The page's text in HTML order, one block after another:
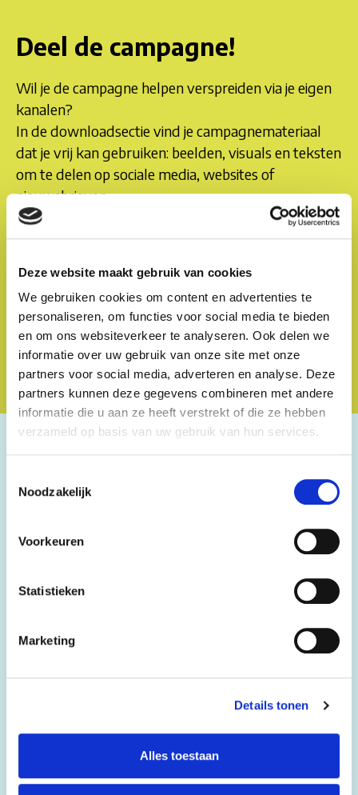
Deze website maakt gebruik van cookies
We gebruiken cookies om content en advertenties te
personaliseren, om functies voor social media te bieden
en om ons websiteverkeer te analyseren. Ook delen we
informatie over uw gebruik van onze site met onze
partners voor social media, adverteren en analyse. Deze
partners kunnen deze gegevens combineren met andere
informatie die u aan ze heeft verstrekt of die ze hebben
verzameld op basis van uw gebruik van hun services.
Noodzakelijk
Voorkeuren
Statistieken
Marketing
Details tonen
Alles toestaan
Deel de campagne!
Wil je de campagne helpen verspreiden via je eigen
kanalen?
In de downloadsectie vind je campagnemateriaal
dat je vrij kan gebruiken: beelden, visuals en teksten
om te delen op sociale media, websites of
nieuwsbrieven.
Elke gedeelde post zorgt voor meer begrip.
Bestel een steunpakket!
Vraag dan een steunpakket aan.
campagnemateriaal om te verdelen op je werk, in je
Na je aanvraag wordt het pakket binnen enkele
Daar waar mensen leven, werken en elkaar
ontmoeten.
Taal